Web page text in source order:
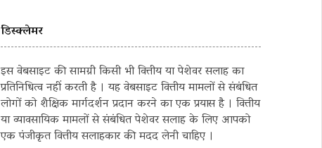
डिस्क्लेमर
इस वेबसाइट की सामग्री किसी भी वित्तीय या पेशेवर सलाह का
प्रतिनिधित्व नहीं करती है । यह वेबसाइट वित्तीय मामलों से संबंधित
लोगों को शैक्षिक मार्गदर्शन प्रदान करने का एक प्रयास है । वित्तीय
या व्यावसायिक मामलों से संबंधित पेशेवर सलाह के लिए आपको
एक पंजीकृत वित्तीय सलाहकार की मदद लेनी चाहिए ।